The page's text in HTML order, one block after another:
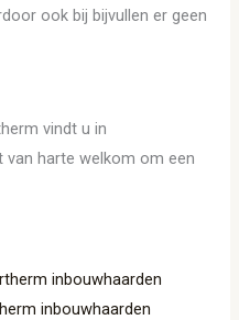
ook bij bijvullen er geen
vindt u in
van harte welkom om een
inbouwhaarden
inbouwhaarden